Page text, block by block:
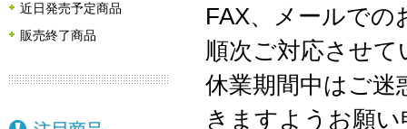
FAX、メールでの
順次ご対応させ
休業期間中はご
きますようお願
近日発売予定商品
販売終了商品